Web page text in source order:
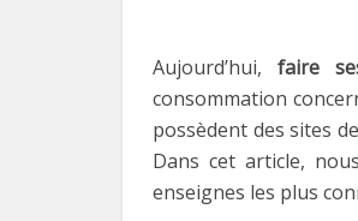
Aujourd’hui, faire
consommation
possèdent des sites
Dans cet article,
enseignes les plus